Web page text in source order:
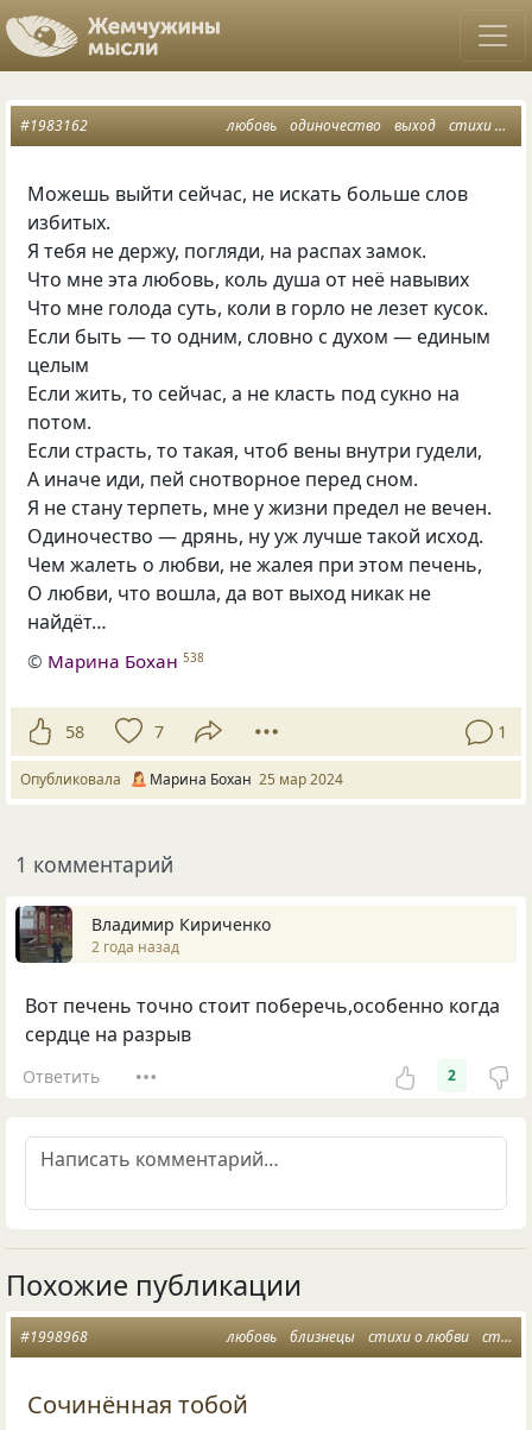
любовь одиночество выход стихи о любви
#1983162
Можешь выйти сейчас, не искать больше слов
избитых.
Я тебя не держу, погляди, на распах замок.
Что мне эта любовь, коль душа от неё навывих
Что мне голода суть, коли в горло не лезет кусок.
Если быть — то одним, словно с духом — единым
целым
Если жить, то сейчас, а не класть под сукно на
потом.
Если страсть, то такая, чтоб вены внутри гудели,
А иначе иди, пей снотворное перед сном.
Я не стану терпеть, мне у жизни предел не вечен.
Одиночество — дрянь, ну уж лучше такой исход.
Чем жалеть о любви, не жалея при этом печень,
О любви, что вошла, да вот выход никак не
найдёт…
© Марина Бохан 538
58 7 1
Опубликовала Марина Бохан 25 мар 2024
1 комментарий
Владимир Кириченко
2 года назад
Вот печень точно стоит поберечь,особенно когда
сердце на разрыв
Ответить 2
Похожие публикации
любовь близнецы стихи о любви стихи мужу
#1998968
Сочинённая тобой